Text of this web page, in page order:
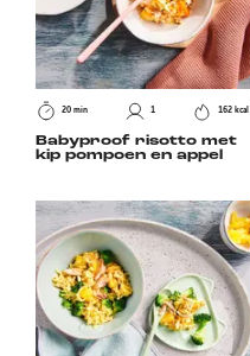
20 min 1 162 kcal
Babyproof risotto met
kip pompoen en appel